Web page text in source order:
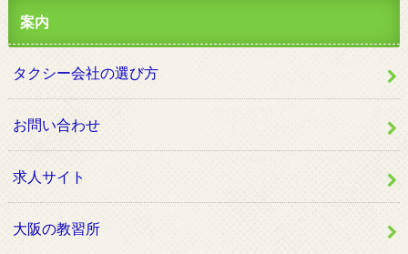
案内
タクシー会社の選び方
お問い合わせ
求人サイト
大阪の教習所